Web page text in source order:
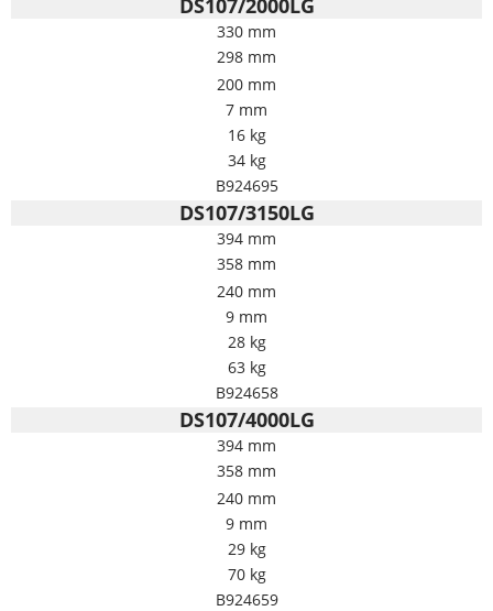
330 mm
298 mm
200 mm
7 mm
16 kg
34 kg
B924695
DS107/3150LG
394 mm
358 mm
240 mm
9 mm
28 kg
63 kg
B924658
DS107/4000LG
394 mm
358 mm
240 mm
9 mm
29 kg
70 kg
B924659